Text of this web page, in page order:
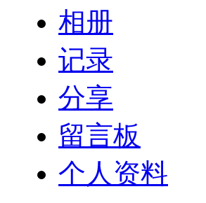
相册
记录
分享
留言板
个人资料